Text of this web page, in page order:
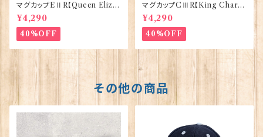
マグカップEⅡR【Queen Eliza
bethⅡ Commemorative】Vi
ctoria Eggs 50126
¥4,290
40%OFF
マグカップCⅢR【King Charle
sⅢ Coronation】Victoria E
ggs 50127
¥4,290
40%OFF
その他の商品